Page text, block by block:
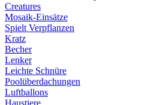
Creatures
Mosaik-Einsätze
Spielt Verpflanzen
Kratz
Becher
Lenker
Leichte Schnüre
Poolüberdachungen
Luftballons
Haustiere